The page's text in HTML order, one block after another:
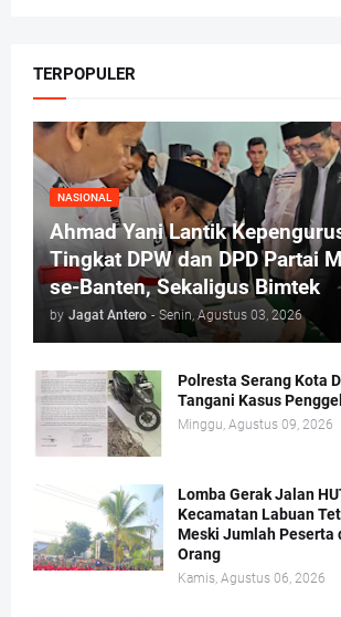
TERPOPULER
NASIONAL
Ahmad Yani Lantik
Tingkat DPW dan DPD Partai
se-Banten, Sekaligus Bimtek
by Jagat Antero - Senin, Agustus 03, 2026
Polresta Serang Kota
Tangani Kasus
Minggu, Agustus 09, 2026
Lomba Gerak Jalan
Kecamatan Labuan
Meski Jumlah Peserta
Orang
Kamis, Agustus 06, 2026